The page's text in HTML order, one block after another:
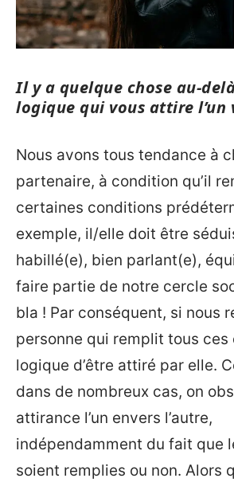
Il y a quelque chose au-
logique qui vous attire l’un
Nous avons tous tendance à
partenaire, à condition qu’il
certaines conditions
exemple, il/elle doit être
habillé(e), bien parlant(e),
faire partie de notre cercle
bla ! Par conséquent, si nous
personne qui remplit tous
logique d’être attiré par elle.
dans de nombreux cas, on
attirance l’un envers l’autre,
indépendamment du fait que
soient remplies ou non. Alors